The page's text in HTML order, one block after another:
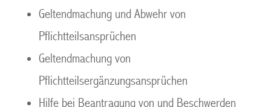
Geltendmachung und Abwehr von
Pflichtteilsansprüchen
Geltendmachung von
Pflichtteilsergänzungsansprüchen
Hilfe bei Beantragung von und Beschwerden